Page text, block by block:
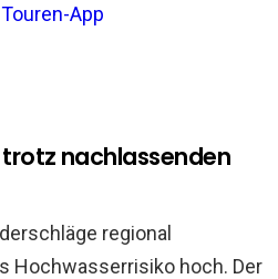
App
nachlassenden
regional
Hochwasserrisiko hoch. Der